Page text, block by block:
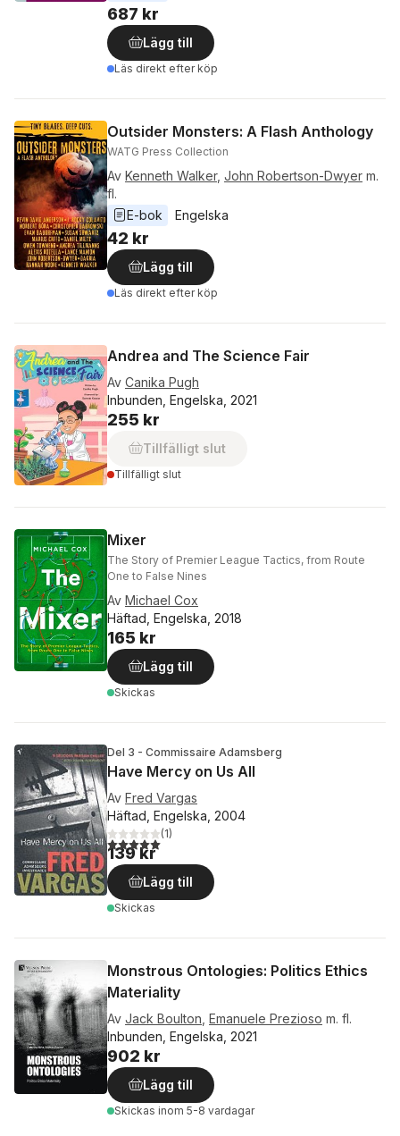
687 kr
Lägg till
Läs direkt efter köp
Outsider Monsters: A Flash Anthology
WATG Press Collection
Av Kenneth Walker, John Robertson-Dwyer m.
fl.
E-bok
Engelska
42 kr
Lägg till
Läs direkt efter köp
Andrea and The Science Fair
Av Canika Pugh
Inbunden, Engelska, 2021
255 kr
Tillfälligt slut
Tillfälligt slut
Mixer
The Story of Premier League Tactics, from Route
One to False Nines
Av Michael Cox
Häftad, Engelska, 2018
165 kr
Lägg till
Skickas
Del 3 - Commissaire Adamsberg
Have Mercy on Us All
Av Fred Vargas
Häftad, Engelska, 2004
5,0utav 5 stjärnor. Totalt antal röster:
(1)
139 kr
Lägg till
Skickas
Monstrous Ontologies: Politics Ethics
Materiality
Av Jack Boulton Emanuele Prezioso m. fl.
Inbunden, Engelska, 2021
902 kr
Lägg till
Skickas inom 5-8 vardagar